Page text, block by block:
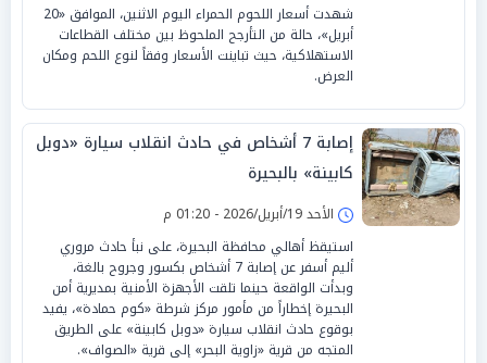
شهدت أسعار اللحوم الحمراء اليوم الاثنين، الموافق «20
أبريل»، حالة من التأرجح الملحوظ بين مختلف القطاعات
الاستهلاكية، حيث تباينت الأسعار وفقاً لنوع اللحم ومكان
العرض.
إصابة 7 أشخاص في حادث انقلاب سيارة «دوبل
كابينة» بالبحيرة
الأحد 19/أبريل/2026 - 01:20 م
استيقظ أهالي محافظة البحيرة، على نبأ حادث مروري
أليم أسفر عن إصابة 7 أشخاص بكسور وجروح بالغة،
وبدأت الواقعة حينما تلقت الأجهزة الأمنية بمديرية أمن
البحيرة إخطاراً من مأمور مركز شرطة «كوم حمادة»، يفيد
بوقوع حادث انقلاب سيارة «دوبل كابينة» على الطريق
المتجه من قرية «زاوية البحر» إلى قرية «الصواف».